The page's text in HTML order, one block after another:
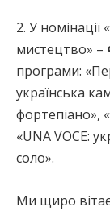
2. У
мистецтво» –
програми:
українська
фортепіано»,
«UNA VOCE:
соло».
Ми щиро